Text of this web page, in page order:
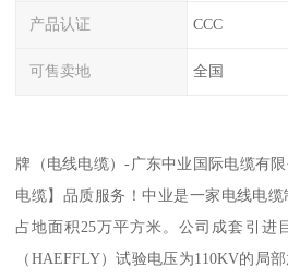
产品认证 CCC
可售卖地 全国
牌（电线电缆）-广东中业国际电缆有
电缆】品质服务！中业是一家电线电
占地面积25万平方米。公司成套引进
（HAEFFLY）试验电压为110KV的局